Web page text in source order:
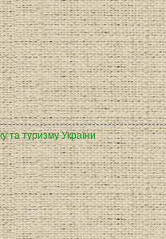
та туризму України